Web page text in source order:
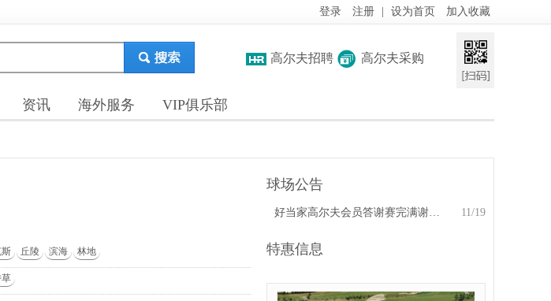
登录 注册 设为首页 加入收藏
高尔夫招聘 高尔夫采购
资讯 海外服务 VIP俱乐部
丘陵 滨海 林地
球场公告
11/19
好当家高尔夫会员答谢赛完满谢幕 总经理发表热情洋溢的讲话
特惠信息